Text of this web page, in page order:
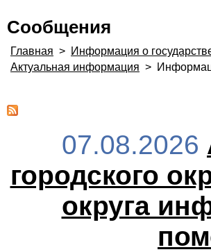
Сообщения
Главная > Информация о
Актуальная информация >
07.08.2026
городского
округа